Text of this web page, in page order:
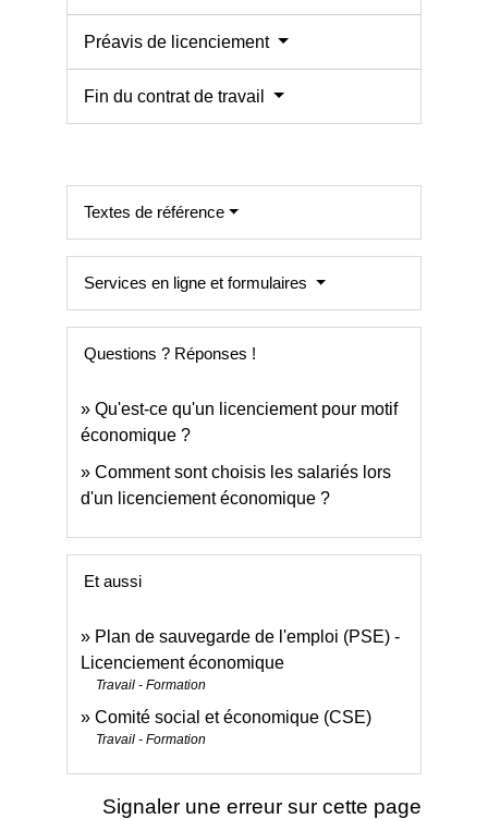
Préavis de licenciement
Fin du contrat de travail
Textes de référence
Services en ligne et formulaires
Questions ? Réponses !
Qu'est-ce qu'un licenciement pour motif
économique ?
Comment sont choisis les salariés lors
d'un licenciement économique ?
Et aussi
Plan de sauvegarde de l'emploi (PSE) -
Licenciement économique
Travail - Formation
Comité social et économique (CSE)
Travail - Formation
Signaler une erreur sur cette page